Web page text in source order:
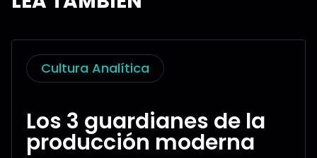
Cultura Analítica
Los 3 guardianes de la
producción moderna